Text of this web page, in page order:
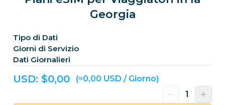
Georgia
Tipo di Dati
Giorni di Servizio
Dati Giornalieri
USD: $0,00 (≈0,00 USD / Giorno)